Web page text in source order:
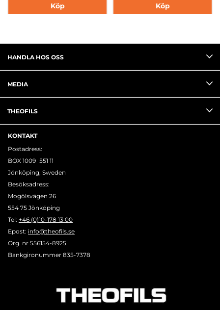
Köp Köp
HANDLA HOS OSS
MEDIA
THEOFILS
KONTAKT
Postadress:
BOX 1009 551 11
Jönköping, Sweden
Besöksadress:
Mogölsvägen 26
554 75 Jönköping
Tel: +46 (0)10-178 13 00
Epost: info@theofils.se
Org. nr 556154-8925
Bankgironummer 835-7378